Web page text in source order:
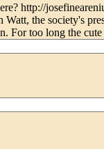
http://
the society's
For too long the